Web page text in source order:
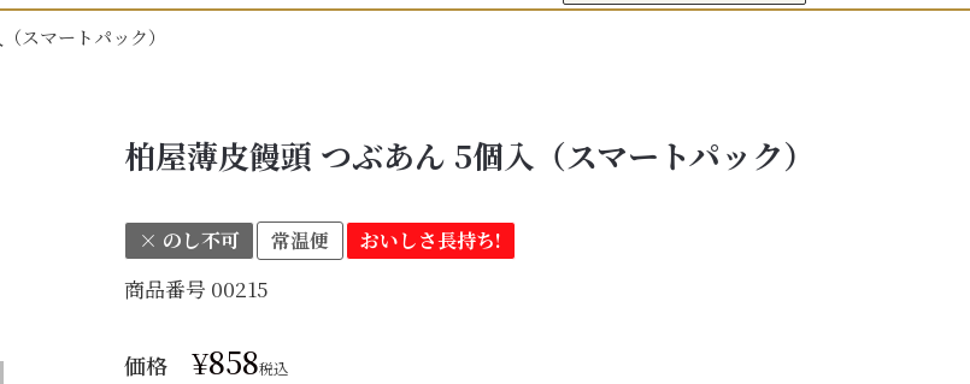
薄皮
こし・つぶ1個ずつ
詰合せ16個入
こし・つぶ各8個
【かす紙包み】贈答・薄皮饅頭
わかりやすい説
全商品一覧
お祝い
出産祝い
その他のお祝い
法事・法要のお返し（引き出物）
3,000円台の贈りもの
5,000円台の贈りもの
スマートパック）
柏屋薄皮饅頭 つぶあん 5個入（スマートパック）
× のし不可 常温便 おいしさ長持ち!
商品番号 00215
価格 ¥858税込